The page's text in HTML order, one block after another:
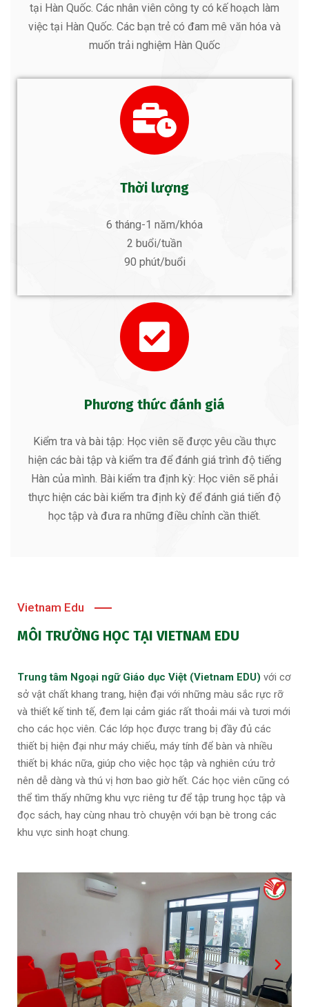
tại Hàn Quốc. Các nhân viên công ty có kế hoạch làm
việc tại Hàn Quốc. Các bạn trẻ có đam mê văn hóa và
muốn trải nghiệm Hàn Quốc
Thời lượng
6 tháng-1 năm/khóa
2 buổi/tuần
90 phút/buổi
Phương thức đánh giá
Kiểm tra và bài tập: Học viên sẽ được yêu cầu thực
hiện các bài tập và kiểm tra để đánh giá trình độ tiếng
Hàn của mình. Bài kiểm tra định kỳ: Học viên sẽ phải
thực hiện các bài kiểm tra định kỳ để đánh giá tiến độ
học tập và đưa ra những điều chỉnh cần thiết.
Vietnam Edu
MÔI TRƯỜNG HỌC TẠI VIETNAM EDU
Trung tâm Ngoại ngữ Giáo dục Việt (Vietnam EDU) với cơ
sở vật chất khang trang, hiện đại với những màu sắc rực rỡ
và thiết kế tinh tế, đem lại cảm giác rất thoải mái và tươi mới
cho các học viên. Các lớp học được trang bị đầy đủ các
thiết bị hiện đại như máy chiếu, máy tính để bàn và nhiều
thiết bị khác nữa, giúp cho việc học tập và nghiên cứu trở
nên dễ dàng và thú vị hơn bao giờ hết. Các học viên cũng có
thể tìm thấy những khu vực riêng tư để tập trung học tập và
đọc sách, hay cùng nhau trò chuyện với bạn bè trong các
khu vực sinh hoạt chung.